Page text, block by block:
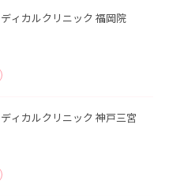
ィカルクリニック 福岡院
ィカルクリニック 神戸三宮